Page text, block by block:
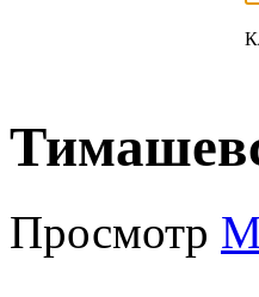
Просмотр